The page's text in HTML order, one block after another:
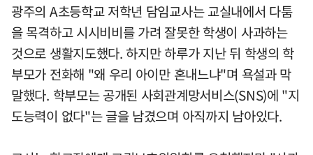
광주의 A초등학교 저학년 담임교사는 교실내에서 다툼
을 목격하고 시시비비를 가려 잘못한 학생이 사과하는
것으로 생활지도했다. 하지만 하루가 지난 뒤 학생의 학
부모가 전화해 "왜 우리 아이만 혼내느냐"며 욕설과 막
말했다. 학부모는 공개된 사회관계망서비스(SNS)에 "지
도능력이 없다"는 글을 남겼으며 아직까지 남아있다.